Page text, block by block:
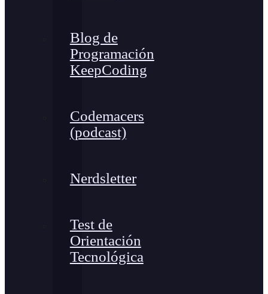
Blog de
Programación
KeepCoding
Codemacers
(podcast)
Nerdsletter
Test de
Orientación
Tecnológica